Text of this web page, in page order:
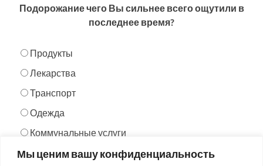
Мы ценим вашу конфиденциальность
Подорожание чего Вы сильнее всего ощутили в
последнее время?
Продукты
Лекарства
Транспорт
Одежда
Коммунальные услуги
Ничего из перечисленного